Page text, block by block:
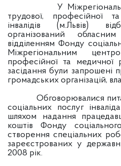
У
трудової, професійної
інвалідів (м.Львів)
організований
відділенням Фонду
Міжрегіональним
професійної та медичної
засідання були запрошені
громадських організацій,
Обговорювалися
соціальних послуг
шляхом надання
коштів Фонду
створення спеціальних
зареєстрованих у
2008 рік.